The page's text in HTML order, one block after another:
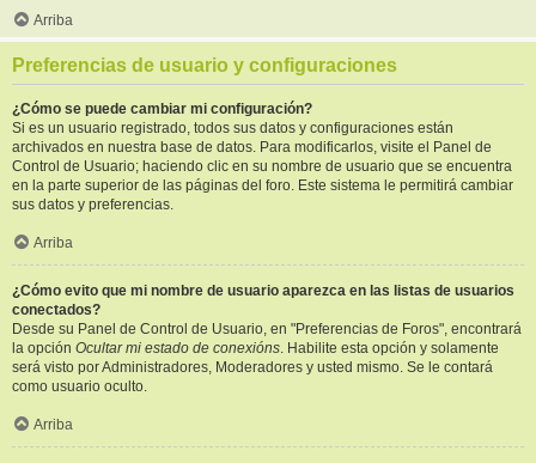
Arriba
Preferencias de usuario y configuraciones
¿Cómo se puede cambiar mi configuración?
Si es un usuario registrado, todos sus datos y configuraciones están
archivados en nuestra base de datos. Para modificarlos, visite el Panel de
Control de Usuario; haciendo clic en su nombre de usuario que se encuentra
en la parte superior de las páginas del foro. Este sistema le permitirá cambiar
sus datos y preferencias.
Arriba
¿Cómo evito que mi nombre de usuario aparezca en las listas de usuarios
conectados?
Desde su Panel de Control de Usuario, en "Preferencias de Foros", encontrará
la opción Ocultar mi estado de conexións. Habilite esta opción y solamente
será visto por Administradores, Moderadores y usted mismo. Se le contará
como usuario oculto.
Arriba